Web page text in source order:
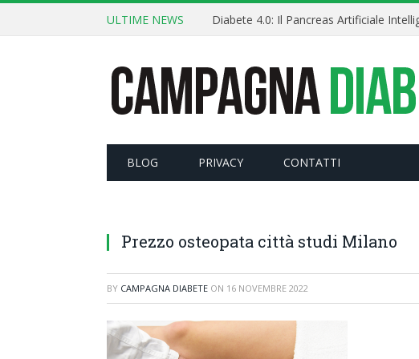
ULTIME NEWS
BLOG PRIVACY CONTATTI
Prezzo osteopata città studi Milano
BY CAMPAGNA DIABETE ON 16 NOVEMBRE 2022